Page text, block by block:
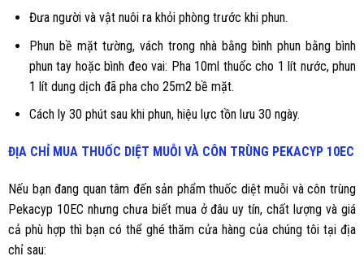
Đưa người và vật nuôi ra khỏi phòng trước khi phun.
Phun bề mặt tường, vách trong nhà bằng bình phun bằng bình
phun tay hoặc bình đeo vai: Pha 10ml thuốc cho 1 lít nước, phun
1 lít dung dịch đã pha cho 25m2 bề mặt.
Cách ly 30 phút sau khi phun, hiệu lực tồn lưu 30 ngày.
ĐỊA CHỈ MUA THUỐC DIỆT MUỖI VÀ CÔN TRÙNG PEKACYP 10EC
Nếu bạn đang quan tâm đến sản phẩm thuốc diệt muỗi và côn trùng
Pekacyp 10EC nhưng chưa biết mua ở đâu uy tín, chất lượng và giá
cả phù hợp thì bạn có thể ghé thăm cửa hàng của chúng tôi tại địa
chỉ sau: